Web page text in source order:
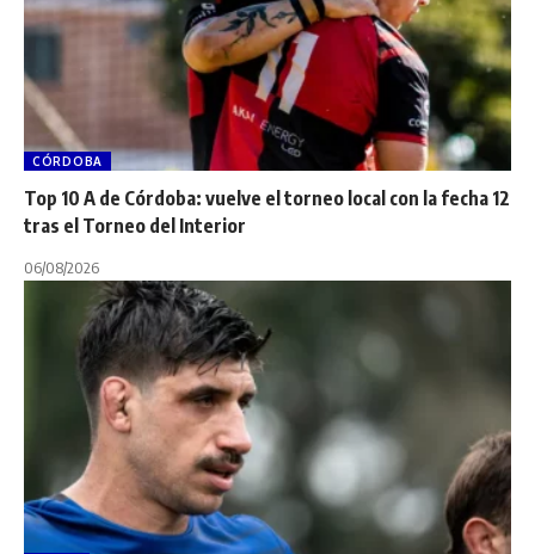
CÓRDOBA
Top 10 A de Córdoba: vuelve el torneo local con la fecha 12
tras el Torneo del Interior
06/08/2026